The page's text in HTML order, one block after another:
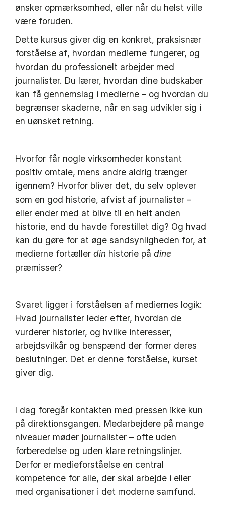
ønsker opmærksomhed, eller når du helst ville
være foruden.
Dette kursus giver dig en konkret, praksisnær
forståelse af, hvordan medierne fungerer, og
hvordan du professionelt arbejder med
journalister. Du lærer, hvordan dine budskaber
kan få gennemslag i medierne – og hvordan du
begrænser skaderne, når en sag udvikler sig i
en uønsket retning.
Hvorfor får nogle virksomheder konstant
positiv omtale, mens andre aldrig trænger
igennem? Hvorfor bliver det, du selv oplever
som en god historie, afvist af journalister –
eller ender med at blive til en helt anden
historie, end du havde forestillet dig? Og hvad
kan du gøre for at øge sandsynligheden for, at
medierne fortæller din historie på dine
præmisser?
Svaret ligger i forståelsen af mediernes logik:
Hvad journalister leder efter, hvordan de
vurderer historier, og hvilke interesser,
arbejdsvilkår og benspænd der former deres
beslutninger. Det er denne forståelse, kurset
giver dig.
I dag foregår kontakten med pressen ikke kun
på direktionsgangen. Medarbejdere på mange
niveauer møder journalister – ofte uden
forberedelse og uden klare retningslinjer.
Derfor er medieforståelse en central
kompetence for alle, der skal arbejde i eller
med organisationer i det moderne samfund.